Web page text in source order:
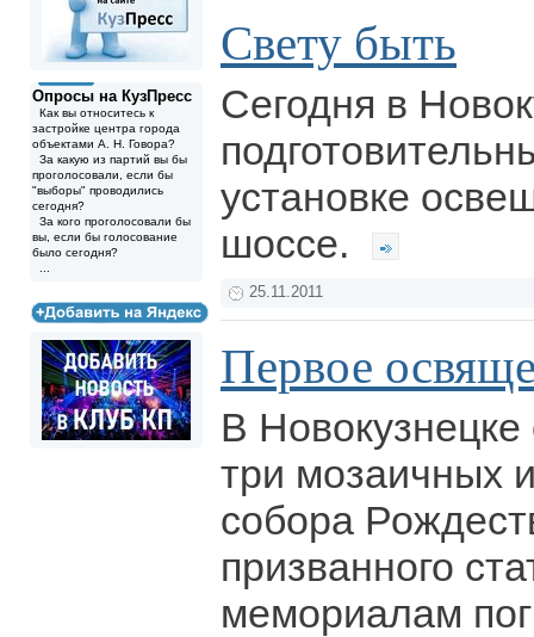
Опросы на КузПресс
Как вы относитесь к
застройке центра города
объектами А. Н. Говора?
За какую из партий вы бы
проголосовали, если бы
"выборы" проводились
сегодня?
За кого проголосовали бы
вы, если бы голосование
было сегодня?
Свету быть
Сегодня в
установке
шоссе.
25.11.2011
Первое
В
три мозаичных
собора
призванного
мемориалам